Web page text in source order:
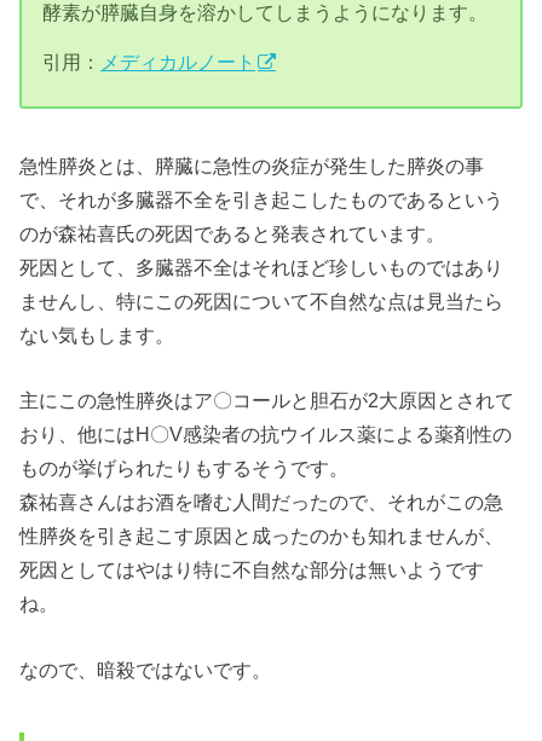
酵素が膵臓自身を溶かしてしまうようになります。
引用： メディカルノート
急性膵炎とは、膵臓に急性の炎症が発生した膵炎の事
で、それが多臓器不全を引き起こしたものであるという
のが森祐喜氏の死因であると発表されています。
死因として、多臓器不全はそれほど珍しいものではあり
ませんし、特にこの死因について不自然な点は見当たら
ない気もします。
主にこの急性膵炎はア〇コールと胆石が2大原因とされて
おり、他にはH〇V感染者の抗ウイルス薬による薬剤性の
ものが挙げられたりもするそうです。
森祐喜さんはお酒を嗜む人間だったので、それがこの急
性膵炎を引き起こす原因と成ったのかも知れませんが、
死因としてはやはり特に不自然な部分は無いようです
ね。
なので、暗殺ではないです。